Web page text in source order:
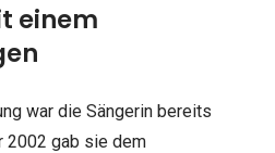
einem
war die Sängerin bereits
2002 gab sie dem